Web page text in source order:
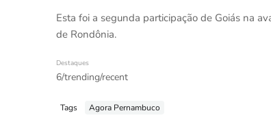
Esta foi a segunda participação de Goiás na
de Rondônia.
Destaques
6/trending/recent
Tags Agora Pernambuco